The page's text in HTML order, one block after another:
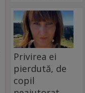
Privirea ei
pierdută, de
copil